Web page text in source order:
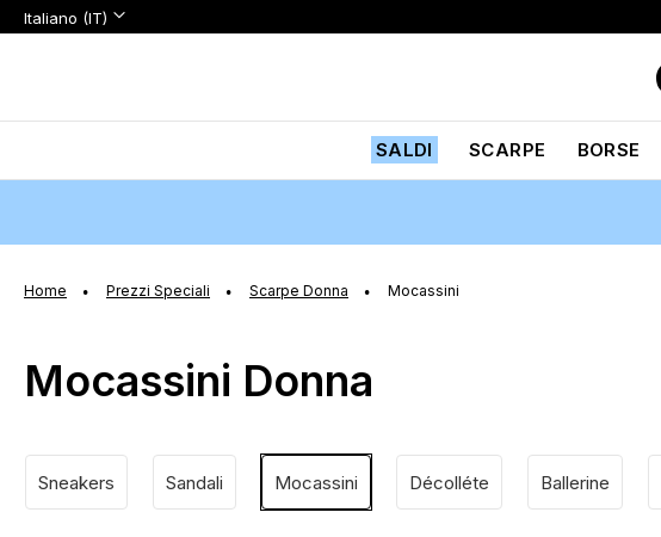
Lingua
Lingua:
Italiano (IT)
SALDI SCARPE BORSE
Home Prezzi Speciali Scarpe Donna Mocassini
Mocassini Donna
Sneakers Sandali Mocassini Décolléte Ballerine